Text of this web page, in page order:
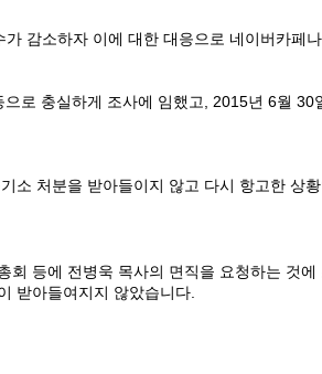
감소하자 이에 대한 대응으로 네이버카페나
으로 충실하게 조사에 임했고 , 2015년 6월 30
소 처분을 받아들이지 않고 다시 항고한 상
회 등에 전병욱 목사의 면직을 요청하는 것
받아들여지지 않았습니다